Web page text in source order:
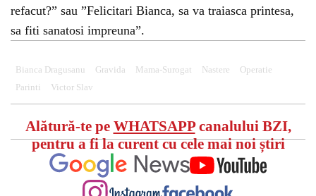
refacut?” sau ”Felicitari Bianca, sa va traiasca printesa,
sa fiti sanatosi impreuna”.
Bianca Dragusanu Gravida Mama-Surogat Nastere
Operatie
Parinti
Victor Slav
Alătură-te pe WHATSAPPcanalului BZI,
pentru a fi la curent cu cele mai noi știri